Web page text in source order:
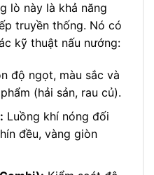
lò này là khả năng
truyền thống. Nó có
kỹ thuật nấu nướng:
độ ngọt, màu sắc và
(hải sản, rau củ).
Luồng khí nóng đối
đều, vàng giòn